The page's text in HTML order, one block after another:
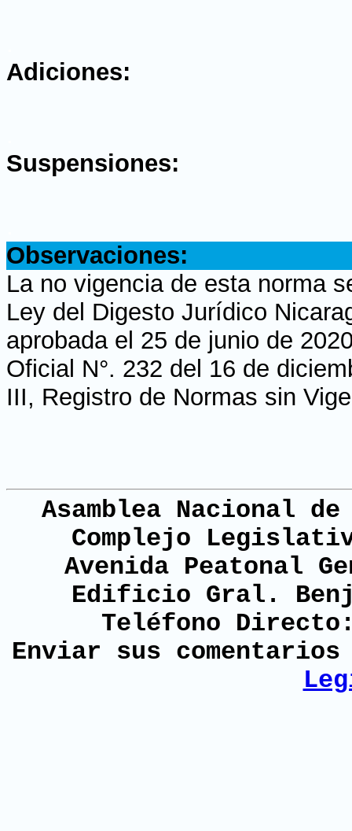
Adiciones:
Suspensiones:
Observaciones:
La no vigencia de esta norma
Ley del Digesto Jurídico
aprobada el 25 de junio de
Oficial N°. 232 del 16 de
III, Registro de Normas sin
Asamblea Nacional
Complejo
Avenida Peatonal
Edificio Gral.
Teléfono
Enviar sus